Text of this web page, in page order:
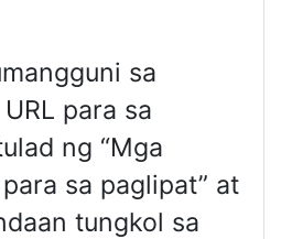
sa
para sa
ng “Mga
sa paglipat” at
tungkol sa